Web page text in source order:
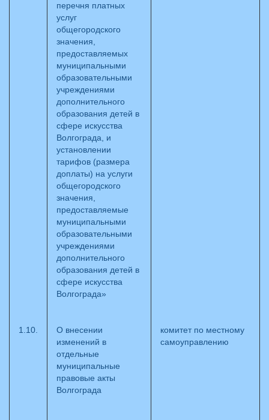
перечня платных
услуг
общегородского
значения,
предоставляемых
муниципальными
образовательными
учреждениями
дополнительного
образования детей в
сфере искусства
Волгограда, и
установлении
тарифов (размера
доплаты) на услуги
общегородского
значения,
предоставляемые
муниципальными
образовательными
учреждениями
дополнительного
образования детей в
сфере искусства
Волгограда»
1.10.
О внесении
изменений в
отдельные
муниципальные
правовые акты
Волгограда
комитет по местному
самоуправлению